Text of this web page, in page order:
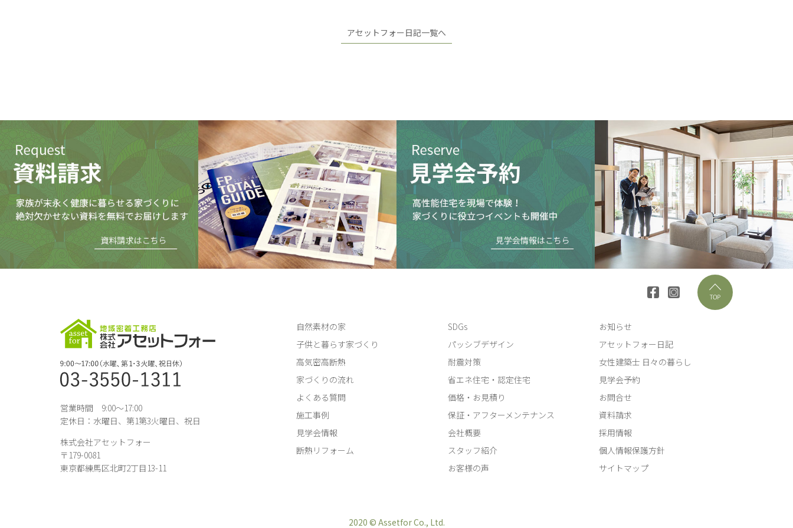
アセットフォー日記一覧へ
営業時間 9:00～17:00
定休日：水曜日、第1第3火曜日、祝日
株式会社アセットフォー
〒179-0081
東京都練馬区北町2丁目13-11
自然素材の家
子供と暮らす家づくり
高気密高断熱
家づくりの流れ
よくある質問
施工事例
見学会情報
断熱リフォーム
SDGs
パッシブデザイン
耐震対策
省エネ住宅・認定住宅
価格・お見積り
保証・アフターメンテナンス
会社概要
スタッフ紹介
お客様の声
お知らせ
アセットフォー日記
女性建築士 日々の暮らし
見学会予約
お問合せ
資料請求
採用情報
個人情報保護方針
サイトマップ
2020 © Assetfor Co., Ltd.